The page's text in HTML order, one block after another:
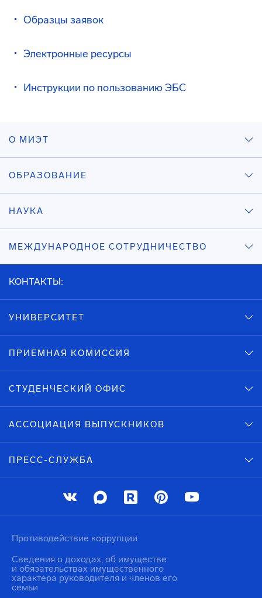
Образцы заявок
Электронные ресурсы
Инструкции по пользованию ЭБС
О МИЭТ
ОБРАЗОВАНИЕ
НАУКА
МЕЖДУНАРОДНОЕ СОТРУДНИЧЕСТВО
КОНТАКТЫ:
УНИВЕРСИТЕТ
ПРИЕМНАЯ КОМИССИЯ
СТУДЕНЧЕСКИЙ ОФИС
АССОЦИАЦИЯ ВЫПУСКНИКОВ
ПРЕСС-СЛУЖБА
Противодействие коррупции
Сведения о доходах, об имуществе
и обязательствах имущественного
характера руководителя и членов его
семьи